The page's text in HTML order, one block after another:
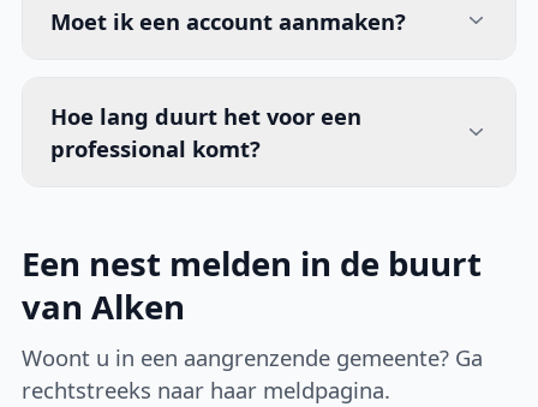
Moet ik een account aanmaken?
Hoe lang duurt het voor een
professional komt?
Een nest melden in de buurt
van Alken
Woont u in een aangrenzende gemeente? Ga
rechtstreeks naar haar meldpagina.